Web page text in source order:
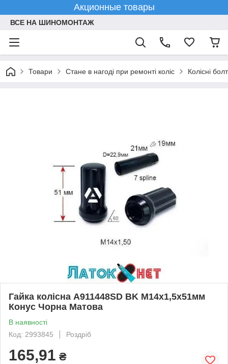
Акционные товары
ВСЕ НА ШИНОМОНТАЖ
Товари Стане в нагоді при ремонті коліс Колісні
Гайка колісна A911448SD BK M14х1,5х51мм
Конус Чорна Матова
В наявності
Код: 2993845
Роздріб
165,91 ₴